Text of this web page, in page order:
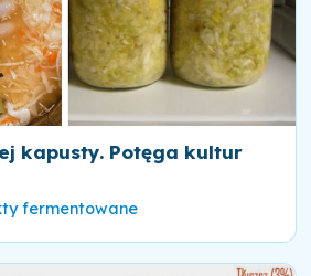
kapusty. Potęga kultur
fermentowane